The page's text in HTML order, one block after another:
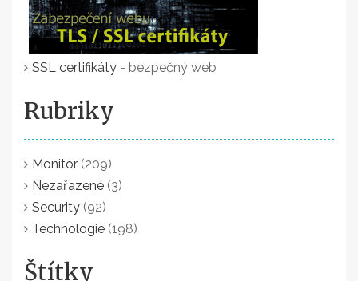
SSL certifikáty - bezpečný web
Rubriky
Monitor (209)
Nezařazené (3)
Security (92)
Technologie (198)
Štítky